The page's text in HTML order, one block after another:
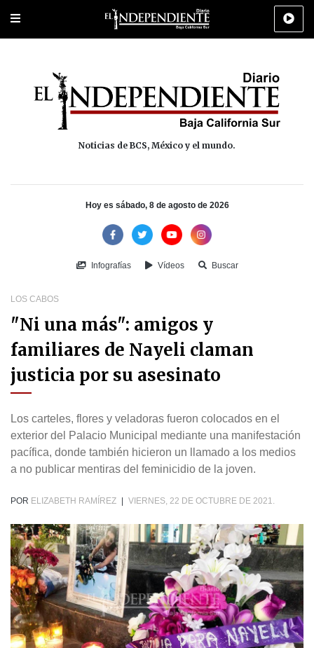
Portada Los Cabos Policiaca Deportes Cultura
Noticias de BCS, México y el mundo.
Hoy es sábado, 8 de agosto de 2026
Infografías Vídeos Buscar
LOS CABOS
"Ni una más": amigos y
familiares de Nayeli claman
justicia por su asesinato
Los carteles, flores y veladoras fueron colocados en el
exterior del Palacio Municipal mediante una manifestación
pacífica, donde también hicieron un llamado a los medios
a no publicar mentiras del feminicidio de la joven.
POR ELIZABETH RAMÍREZ VIERNES, 22 DE OCTUBRE DE 2021.